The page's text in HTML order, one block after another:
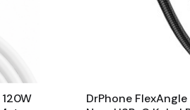
DrPhone